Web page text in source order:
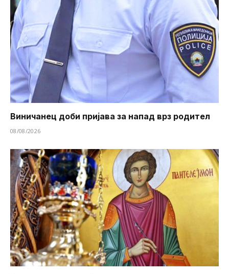
Виничанец доби пријава за напад врз родител
08/08/2026